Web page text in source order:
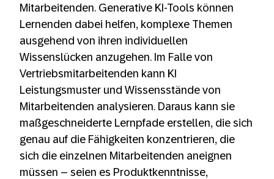
Mitarbeitenden. Generative KI-Tools können
Lernenden dabei helfen, komplexe Themen
ausgehend von ihren individuellen
Wissenslücken anzugehen. Im Falle von
Vertriebsmitarbeitenden kann KI
Leistungsmuster und Wissensstände von
Mitarbeitenden analysieren. Daraus kann sie
maßgeschneiderte Lernpfade erstellen, die sich
genau auf die Fähigkeiten konzentrieren, die
sich die einzelnen Mitarbeitenden aneignen
müssen – seien es Produktkenntnisse,